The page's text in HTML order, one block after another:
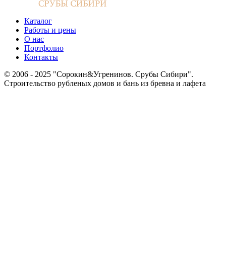
Каталог
Работы и цены
О нас
Портфолио
Контакты
© 2006 - 2025 "Сорокин&Угренинов. Срубы Сибири".
Строительство рубленых домов и бань из бревна и лафета